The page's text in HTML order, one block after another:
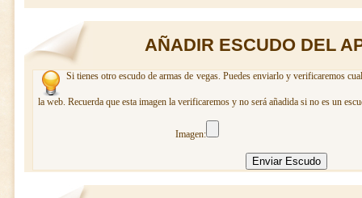
AÑADIR ESCUDO DEL
Si tienes otro escudo de armas de vegas. Puedes enviarlo y verificaremos
la web. Recuerda que esta imagen la verificaremos y no será añadida si no es un
Imagen: